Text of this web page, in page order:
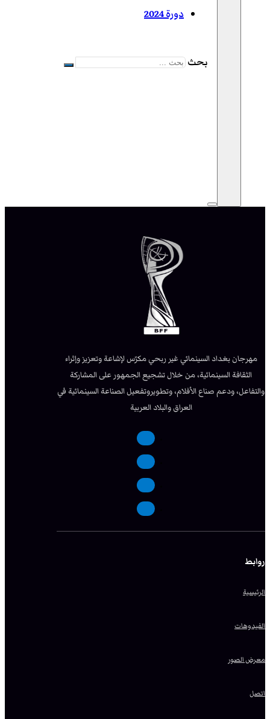
دورة 2024
بحث
مهرجان بغداد السينمائي غير ربحي مكرّس لإشاعة وتعزيز وإثراء
الثقافة السينمائية، من خلال تشجيع الجمهور على المشاركة
والتفاعل، ودعم صناع الأفلام، وتطويروتفعيل الصناعة السينمائية في
العراق والبلاد العربية
روابط
الرئيسية
الفيدوهات
معرض الصور
اتصل